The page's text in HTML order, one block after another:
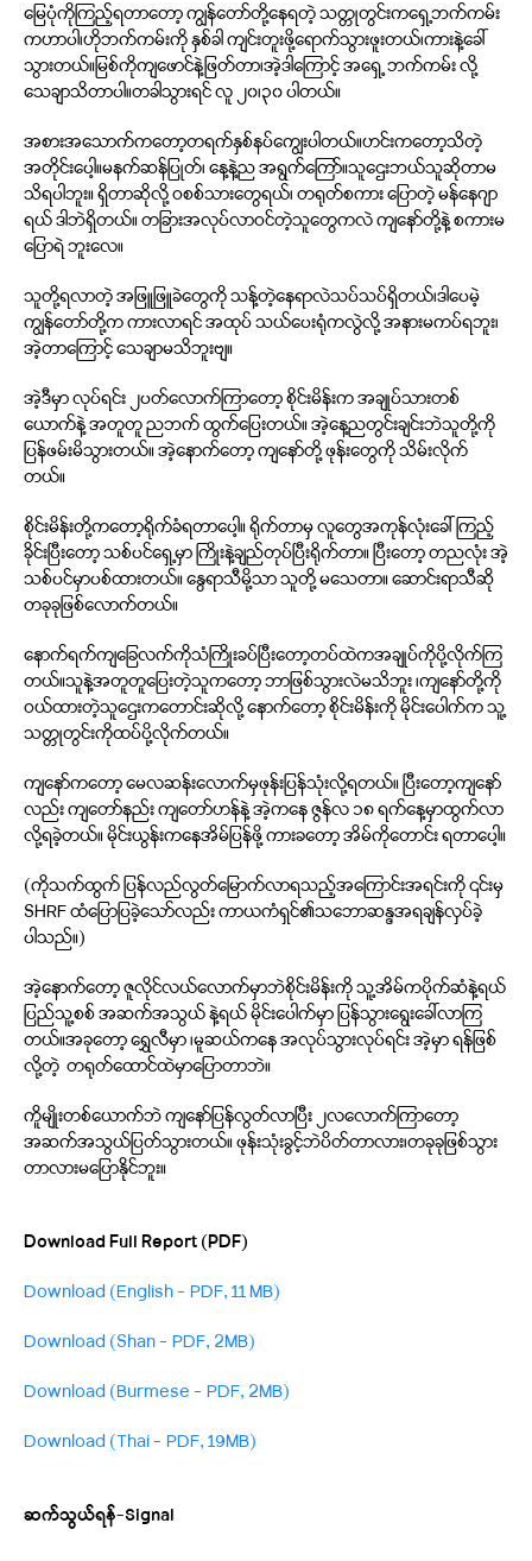
မြေပုံကိုကြည့်ရတာတော့ ကျွန်တော်တို့နေရတဲ့ သတ္တုတွင်းကရှေ့ဘက်ကမ်း
ကဟာပါ၊ဟိုဘက်ကမ်းကို နှစ်ခါ ကျင်းတူးဖို့ရောက်သွားဖူးတယ်၊ကားနဲ့ခေါ်
သွားတယ်။မြစ်ကိုကျဖောင်နဲ့ဖြတ်တာ၊အဲ့ဒါကြောင့် အရှေ့ ဘက်ကမ်း လို့
သေချာသိတာပါ။တခါသွားရင် လူ ၂၀၊၃၀ ပါတယ်။
အစားအသောက်ကတော့တရက်နှစ်နပ်ကျွေးပါတယ်။ဟင်းကတော့သိတဲ့
အတိုင်းပေါ့။မနက်ဆန်ပြုတ်၊ နေ့နဲ့ည အရွက်ကြော်။သူဌေးဘယ်သူဆိုတာမ
သိရပါဘူး။ ရှိတာဆိုလို့ ဝစစ်သားတွေရယ်၊ တရုတ်စကား ပြောတဲ့ မန်နေဂျာ
ရယ် ဒါဘဲရှိတယ်။ တခြားအလုပ်လာဝင်တဲ့သူတွေကလဲ ကျနော်တို့နဲ့ စကားမ
ပြောရဲ ဘူးလေ။
သူတို့ရလာတဲ့ အဖြူဖြူခဲတွေကို သန့်တဲ့နေရာလဲသပ်သပ်ရှိတယ်၊ဒါပေမဲ့
ကျွန်တော်တို့က ကားလာရင် အထုပ် သယ်ပေးရုံကလွဲလို့ အနားမကပ်ရဘူး၊
အဲ့တာကြောင့် သေချာမသိဘူးဗျ။
အဲ့ဒီမှာ လုပ်ရင်း ၂ပတ်လောက်ကြာတော့ စိုင်းမိန်းက အချုပ်သားတစ်
ယောက်နဲ့ အတူတူ ညဘက် ထွက်ပြေးတယ်။ အဲ့နေ့ညတွင်းချင်းဘဲသူတို့ကို
ပြန်ဖမ်းမိသွားတယ်။ အဲ့နောက်တော့ ကျနော်တို့ ဖုန်းတွေကို သိမ်းလိုက်
တယ်။
စိုင်းမိန်းတို့ကတော့ရိုက်ခံရတာပေါ့။ ရိုက်တာမှ လူတွေအကုန်လုံးခေါ်ကြည့်
ခိုင်းပြီးတော့ သစ်ပင်ရှေ့မှာ ကြိုးနဲ့ချည်တုပ်ပြီးရိုက်တာ။ ပြီးတော့ တညလုံး အဲ့
သစ်ပင်မှာပစ်ထားတယ်။ နွေရာသီမို့သာ သူတို့ မသေတာ။ ဆောင်းရာသီဆို
တခုခုဖြစ်လောက်တယ်။
နောက်ရက်ကျခြေလက်ကိုသံကြိုးခပ်ပြီးတော့တပ်ထဲကအချုပ်ကိုပို့လိုက်ကြ
တယ်။သူနဲ့အတူတူပြေးတဲ့သူကတော့ ဘာဖြစ်သွားလဲမသိဘူး ၊ကျနော်တို့ကို
ဝယ်ထားတဲ့သူဌေးကတောင်းဆိုလို့ နောက်တော့ စိုင်းမိန်းကို မိုင်းပေါက်က သူ့
သတ္တုတွင်းကိုထပ်ပို့လိုက်တယ်။
ကျနော်ကတော့ မေလဆန်းလောက်မှဖုန်းပြန်သုံးလို့ရတယ်။ ပြီးတော့ကျနော်
လည်း ကျတော်နည်း ကျတော်ဟန်နဲ့ အဲ့ကနေ ဇွန်လ ၁၈ ရက်နေ့မှာထွက်လာ
လို့ရခဲ့တယ်။ မိုင်းယွန်းကနေအိမ်ပြန်ဖို့ ကားခတော့ အိမ်ကိုတောင်း ရတာပေါ့။
(ကိုသက်ထွက် ပြန်လည်လွတ်မြောက်လာရသည့်အကြောင်းအရင်းကို ၎င်းမှ
SHRF ထံပြောပြခဲ့သော်လည်း ကာယကံရှင်၏သဘောဆန္ဒအရချန်လှပ်ခဲ့
ပါသည်။)
အဲ့နောက်တော့ ဇူလိုင်လယ်လောက်မှာဘဲစိုင်းမိန်းကို သူ့အိမ်ကပိုက်ဆံနဲ့ရယ်
ပြည်သူ့စစ် အဆက်အသွယ် နဲ့ရယ် မိုင်းပေါက်မှာ ပြန်သွားရွေးခေါ်လာကြ
တယ်။အခုတော့ ရွှေလီမှာ ၊မူဆယ်ကနေ အလုပ်သွားလုပ်ရင်း အဲ့မှာ ရန်ဖြစ်
လို့တဲ့ တရုတ်ထောင်ထဲမှာပြောတာဘဲ။
ကိူမျိုးတစ်ယောက်ဘဲ ကျနော်ပြန်လွတ်လာပြီး ၂လလောက်ကြာတော့
အဆက်အသွယ်ပြတ်သွားတယ်။ ဖုန်းသုံးခွင့်ဘဲပိတ်တာလား၊တခုခုဖြစ်သွား
တာလားမပြောနိုင်ဘူး။
Download Full Report (PDF)
Download (English – PDF, 11 MB)
Download (Shan – PDF, 2MB)
Download (Burmese – PDF, 2MB)
Download (Thai – PDF, 19MB)
ဆက်သွယ်ရန်-Signal